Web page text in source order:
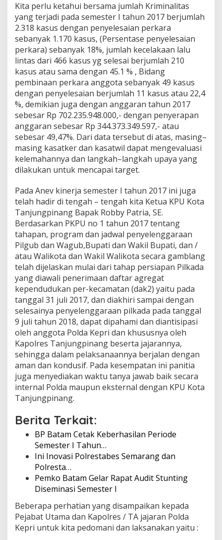
Kita perlu ketahui bersama jumlah Kriminalitas
yang terjadi pada semester I tahun 2017 berjumlah
2.318 kasus dengan penyelesaian perkara
sebanyak 1.170 kasus, (Persentase penyelesaian
perkara) sebanyak 18%, jumlah kecelakaan lalu
lintas dari 466 kasus yg selesai berjumlah 210
kasus atau sama dengan 45.1 % , Bidang
pembinaan perkara anggota sebanyak 49 kasus
dengan penyelesaian berjumlah 11 kasus atau 22,4
%, demikian juga dengan anggaran tahun 2017
sebesar Rp 702.235.948.000,- dengan penyerapan
anggaran sebesar Rp 344.373.349.597,- atau
sebesar 49,47%. Dari data tersebut di atas, masing–
masing kasatker dan kasatwil dapat mengevaluasi
kelemahannya dan langkah–langkah upaya yang
dilakukan untuk mencapai target.
Pada Anev kinerja semester I tahun 2017 ini juga
telah hadir di tengah – tengah kita Ketua KPU Kota
Tanjungpinang Bapak Robby Patria, SE.
Berdasarkan PKPU no 1 tahun 2017 tentang
tahapan, program dan jadwal penyelenggaraan
Pilgub dan Wagub,Bupati dan Wakil Bupati, dan /
atau Walikota dan Wakil Walikota secara gamblang
telah dijelaskan mulai dari tahap persiapan Pilkada
yang diawali penerimaan daftar agregat
kependudukan per-kecamatan (dak2) yaitu pada
tanggal 31 juli 2017, dan diakhiri sampai dengan
selesainya penyelenggaraan pilkada pada tanggal
9 juli tahun 2018, dapat dipahami dan diantisipasi
oleh anggota Polda Kepri dan khususnya oleh
Kapolres Tanjungpinang beserta jajarannya,
sehingga dalam pelaksanaannya berjalan dengan
aman dan kondusif. Pada kesempatan ini panitia
juga menyediakan waktu tanya jawab baik secara
internal Polda maupun eksternal dengan KPU Kota
Tanjungpinang.
Berita Terkait:
BP Batam Cetak Keberhasilan Periode
Semester I Tahun…
Ini Inovasi Polrestabes Semarang dan
Polresta…
Pemko Batam Gelar Rapat Audit Stunting
Diseminasi Semester I
Beberapa perhatian yang disampaikan kepada
Pejabat Utama dan Kapolres / TA jajaran Polda
Kepri untuk kita pedomani dan laksanakan yaitu :